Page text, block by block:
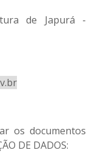
de Japurá -
os documentos
DE DADOS: